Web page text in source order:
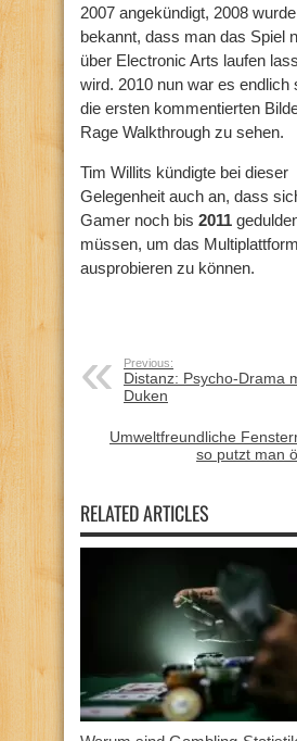
2007 angekündigt, 2008 wurde
bekannt, dass man das Spiel
über Electronic Arts laufen
wird. 2010 nun war es endlich
die ersten kommentierten
Rage Walkthrough zu sehen.
Tim Willits kündigte bei dieser
Gelegenheit auch an, dass
Gamer noch bis 2011
müssen, um das
ausprobieren zu können.
Previous:
Distanz: Psycho-Drama
Duken
Umweltfreundliche
so putzt man
RELATED ARTICLES